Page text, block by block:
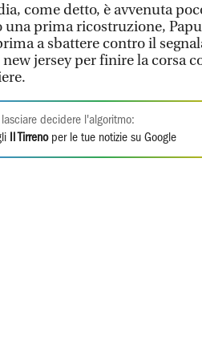
come detto, è avvenuta
una prima ricostruzione,
a sbattere contro il
jersey per finire la corsa
lasciare decidere l'algoritmo:
Il Tirrenoper le tue notizie su Google